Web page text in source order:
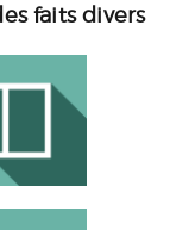
faits divers